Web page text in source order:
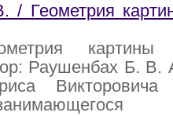
/ Геометрия
картины
Раушенбах Б. В.